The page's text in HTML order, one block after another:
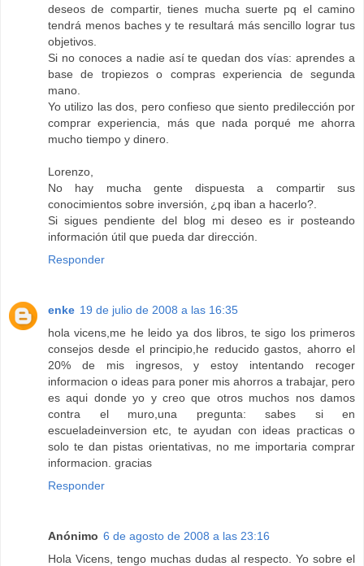
deseos de compartir, tienes mucha suerte pq el camino
tendrá menos baches y te resultará más sencillo lograr tus
objetivos.
Si no conoces a nadie así te quedan dos vías: aprendes a
base de tropiezos o compras experiencia de segunda
mano.
Yo utilizo las dos, pero confieso que siento predilección por
comprar experiencia, más que nada porqué me ahorra
mucho tiempo y dinero.
Lorenzo,
No hay mucha gente dispuesta a compartir sus
conocimientos sobre inversión, ¿pq iban a hacerlo?.
Si sigues pendiente del blog mi deseo es ir posteando
información útil que pueda dar dirección.
Responder
enke 19 de julio de 2008 a las 16:35
hola vicens,me he leido ya dos libros, te sigo los primeros
consejos desde el principio,he reducido gastos, ahorro el
20% de mis ingresos, y estoy intentando recoger
informacion o ideas para poner mis ahorros a trabajar, pero
es aqui donde yo y creo que otros muchos nos damos
contra el muro,una pregunta: sabes si en
escueladeinversion etc, te ayudan con ideas practicas o
solo te dan pistas orientativas, no me importaria comprar
informacion. gracias
Responder
Anónimo 6 de agosto de 2008 a las 23:16
Hola Vicens, tengo muchas dudas al respecto. Yo sobre el